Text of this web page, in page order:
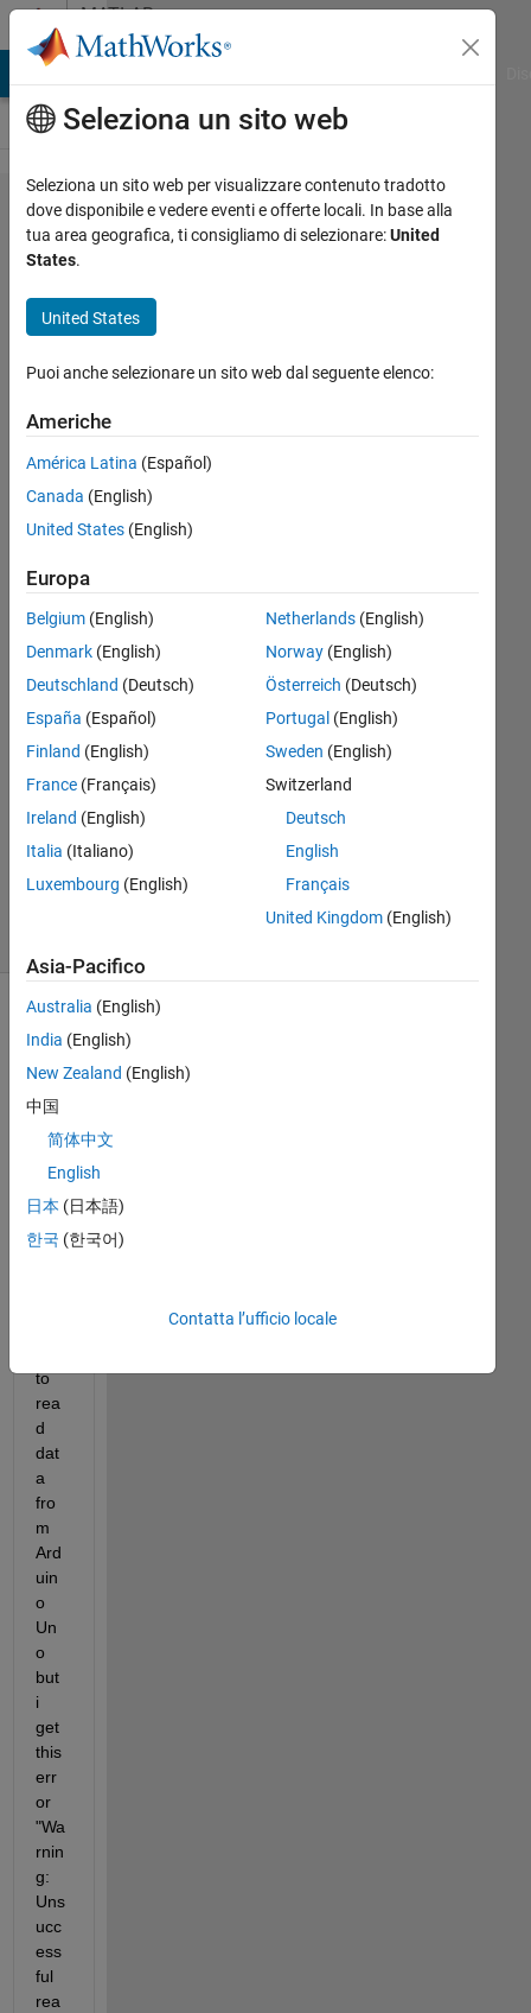
Vai al contenutoMATLAB
Answers
Warning:
Unsuccessful
timeout
before the
Terminator
was reached.
'serial' unable
to read any
Abduljabbar
Bamhel
25 Dic
1
Risposta
Aggiornato
2023
29
commenti
meno
recenti
Hell
o!
to
rea
d
dat
a
fro
m
Ard
uin
o
Un
o
but
i
get
this
err
or
"Wa
rnin
g:
Uns
ucc
ess
ful
rea
Seleziona un sito web
Seleziona un sito web per visualizzare contenuto tradotto
dove disponibile e vedere eventi e offerte locali. In base alla
tua area geografica, ti consigliamo di selezionare:United
States.
United States
Puoi anche selezionare un sito web dal seguente elenco:
Americhe
América Latina (Español)
Canada (English)
United States (English)
Europa
Belgium (English)
Denmark (English)
Deutschland (Deutsch)
España (Español)
Finland (English)
France (Français)
Ireland (English)
Italia (Italiano)
Luxembourg (English)
Netherlands(English)
Norway(English)
Österreich (Deutsch)
Portugal (English)
Sweden (English)
Switzerland
Deutsch
English
Français
United Kingdom(English)
Asia-Pacifico
Australia (English)
India (English)
New Zealand (English)
中国
简体中文
English
日本 (日本語)
한국 (한국어)
Contatta l’ufficio locale